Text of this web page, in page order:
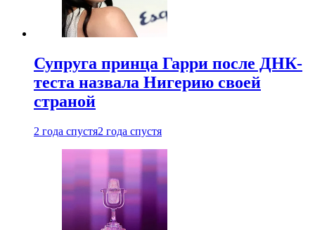
Супруга принца Гарри после ДНК-
теста назвала Нигерию своей
страной
2 года спустя2 года спустя